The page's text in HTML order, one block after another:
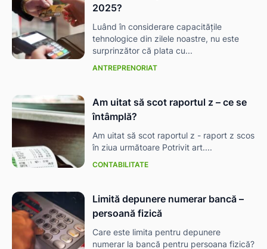
2025?
Luând în considerare capacitățile
tehnologice din zilele noastre, nu este
surprinzător că plata cu...
ANTREPRENORIAT
Am uitat să scot raportul z – ce se
întâmplă?
Am uitat să scot raportul z - raport z scos
în ziua următoare Potrivit art....
CONTABILITATE
Limită depunere numerar bancă –
persoană fizică
Care este limita pentru depunere
numerar la bancă pentru persoana fizică?